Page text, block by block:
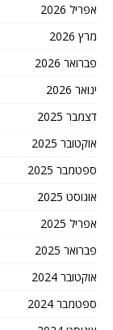
אפריל 2026
מרץ 2026
פברואר 2026
ינואר 2026
דצמבר 2025
אוקטובר 2025
ספטמבר 2025
אוגוסט 2025
אפריל 2025
פברואר 2025
אוקטובר 2024
ספטמבר 2024